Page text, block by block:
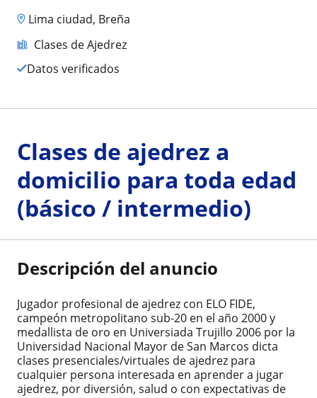
Lima ciudad, Breña
Clases de Ajedrez
Datos verificados
Clases de ajedrez a
domicilio para toda edad
(básico / intermedio)
Descripción del anuncio
Jugador profesional de ajedrez con ELO FIDE,
campeón metropolitano sub-20 en el año 2000 y
medallista de oro en Universiada Trujillo 2006 por la
Universidad Nacional Mayor de San Marcos dicta
clases presenciales/virtuales de ajedrez para
cualquier persona interesada en aprender a jugar
ajedrez, por diversión, salud o con expectativas de